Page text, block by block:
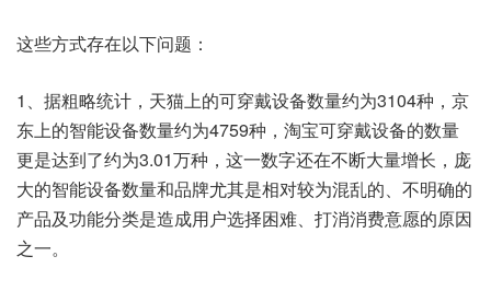
这些方式存在以下问题：
1、据粗略统计，天猫上的可穿戴设备数量约为3104种，京
东上的智能设备数量约为4759种，淘宝可穿戴设备的数量
更是达到了约为3.01万种，这一数字还在不断大量增长，庞
大的智能设备数量和品牌尤其是相对较为混乱的、不明确的
产品及功能分类是造成用户选择困难、打消消费意愿的原因
之一。